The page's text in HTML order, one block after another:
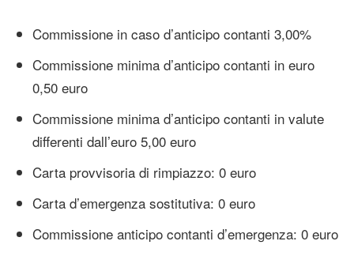
Commissione in caso d’anticipo contanti 3,00%
Commissione minima d’anticipo contanti in euro
0,50 euro
Commissione minima d’anticipo contanti in valute
differenti dall’euro 5,00 euro
Carta provvisoria di rimpiazzo: 0 euro
Carta d’emergenza sostitutiva: 0 euro
Commissione anticipo contanti d’emergenza: 0 euro